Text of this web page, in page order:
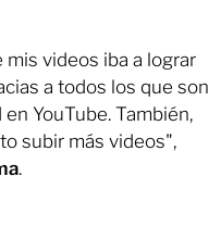
videos iba a lograr
a todos los que son
YouTube. También,
subir más videos",
.